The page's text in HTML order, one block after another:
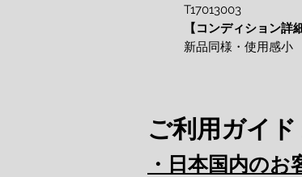
T17013003
【コンディション詳細
新品同様・使用感小
ご利用ガイ
・日本国内のお